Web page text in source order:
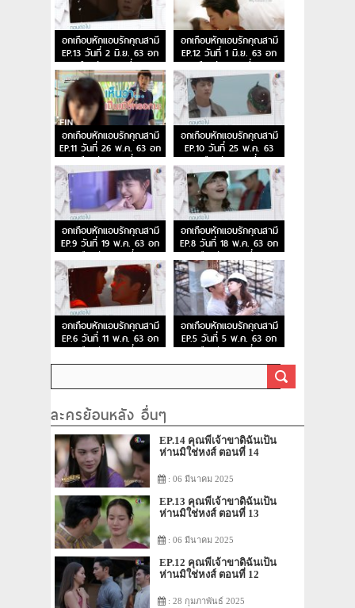
อกเกือบหักแอบรักคุณสามี
EP.13 วันที่ 2 มิ.ย. 63 อก
เกือบหัก ตอนที่ 13
อกเกือบหักแอบรักคุณสามี
EP.12 วันที่ 1 มิ.ย. 63 อก
เกือบหัก ตอนที่ 12
อกเกือบหักแอบรักคุณสามี
EP.11 วันที่ 26 พ.ค. 63 อก
เกือบหัก ตอนที่ 11
อกเกือบหักแอบรักคุณสามี
EP.10 วันที่ 25 พ.ค. 63
อกเกือบหัก ตอนที่ 10
อกเกือบหักแอบรักคุณสามี
EP.9 วันที่ 19 พ.ค. 63 อก
เกือบหัก ตอนที่ 9
อกเกือบหักแอบรักคุณสามี
EP.8 วันที่ 18 พ.ค. 63 อก
เกือบหัก ตอนที่ 8
อกเกือบหักแอบรักคุณสามี
EP.6 วันที่ 11 พ.ค. 63 อก
เกือบหัก ตอนที่ 6
อกเกือบหักแอบรักคุณสามี
EP.5 วันที่ 5 พ.ค. 63 อก
เกือบหัก ตอนที่ 5
ละครย้อนหลัง อื่นๆ
EP.14 คุณพี่เจ้าขาดิฉันเป็น
ห่านมิใช่หงส์ ตอนที่ 14
: 06 มีนาคม 2025
EP.13 คุณพี่เจ้าขาดิฉันเป็น
ห่านมิใช่หงส์ ตอนที่ 13
: 06 มีนาคม 2025
EP.12 คุณพี่เจ้าขาดิฉันเป็น
ห่านมิใช่หงส์ ตอนที่ 12
: 28 กุมภาพันธ์ 2025